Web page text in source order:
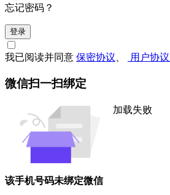
忘记密码？
登录
我已阅读并同意 保密协议 用户协议
微信扫一扫绑定
加载失败
该手机号码未绑定微信